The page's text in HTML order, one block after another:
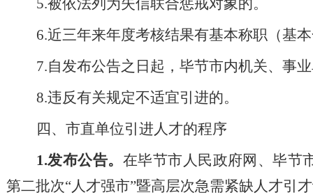
5.被依法列为失信联合惩戒对象的。
6.近三年来年度考核结果有基本称职（基
7.自发布公告之日起， 毕节市内机关、事
8.违反有关规定不适宜引进的。
四、市直单位引进人才的程序
1.发布公告。 在毕节市人民政府网、毕节
第二批次“人才强市”暨高层次急需紧缺人才引才